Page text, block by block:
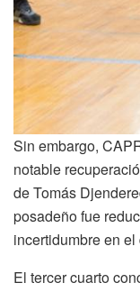
Sin embargo,
notable
de Tomás
posadeño fue
incertidumbre en
El tercer cuarto